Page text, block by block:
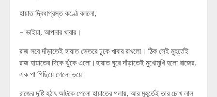
হায়াত দ্বিধাগ্রস্ত কণ্ঠে বললো,
– ভাইয়া, আপনার খাবার।
রাজ সরে দাঁড়াতেই হায়াত ভেতরে ঢুকে খাবার রাখলো। ঠিক সেই মুহূর্তেই
রাজ হায়াতের দিকে ঝুঁকে এলো।হায়াত ঘুরে দাঁড়াতেই মুখোমুখি হলো রাজের,
এক পা পিছিয়ে গেলো ভয়ে।
রাজের দৃষ্টি হঠাৎ আটকে গেলো হায়াতের গলায়, আর মুহূর্তেই তার চোখ লাল